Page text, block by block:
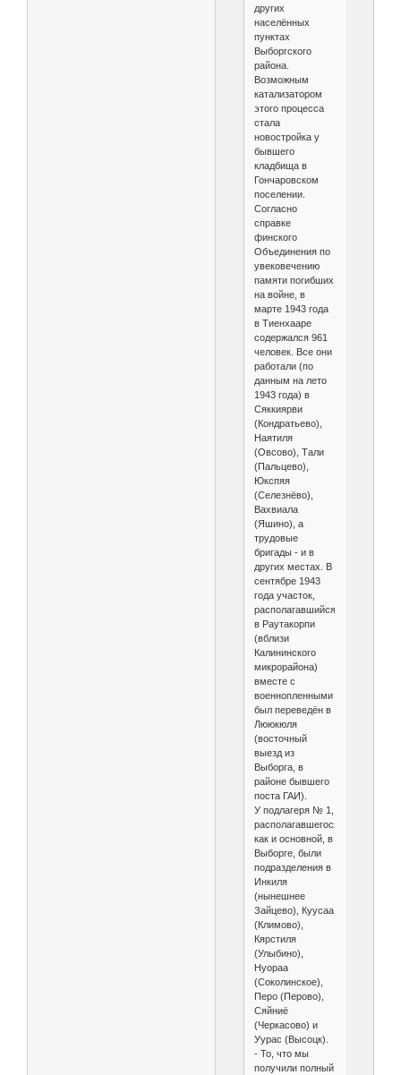
других
населённых
пунктах
Выборгского
района.
Возможным
катализатором
этого процесса
стала
новостройка у
бывшего
кладбища в
Гончаровском
поселении.
Согласно
справке
финского
Объединения по
увековечению
памяти погибших
на войне, в
марте 1943 года
в Тиенхааре
содержался 961
человек. Все они
работали (по
данным на лето
1943 года) в
Сяккиярви
(Кондратьево),
Наятиля
(Овсово), Тали
(Пальцево),
Юкспяя
(Селезнёво),
Вахвиала
(Яшино), а
трудовые
бригады - и в
других местах. В
сентябре 1943
года участок,
располагавшийся
в Раутакорпи
(вблизи
Калининского
микрорайона)
вместе с
военнопленными
был переведён в
Лююкюля
(восточный
выезд из
Выборга, в
районе бывшего
поста ГАИ).
У подлагеря № 1,
располагавшегося,
как и основной, в
Выборге, были
подразделения в
Инкиля
(нынешнее
Зайцево), Куусаа
(Климово),
Кярстиля
(Улыбино),
Нуораа
(Соколинское),
Перо (Перово),
Сяйниё
(Черкасово) и
Уурас (Высоцк).
- То, что мы
получили полный